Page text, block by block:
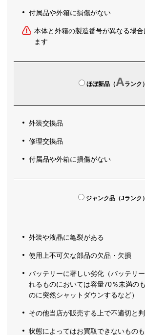
付属品や外箱に損傷がない
本体と外箱の製造番号が異なる場合
ます
ほぼ新品（Aランク）
外装交換品
修理交換品
付属品や外箱に損傷がない
ジャンク品（Jランク）
外装や液晶に亀裂がある
使用上不可欠な部品の欠品・欠損
バッテリーに著しい劣化（バッテリ
れるものにおいては容量70％未満の
のに突然シャットダウンするなど）
その他当店が販売する上で不適切と
状態によってはお買取できないものも